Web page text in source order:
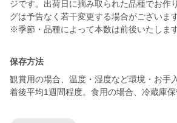
ジです。出荷日に摘み取られた品種でお作
グは予告なく若干変更する場合がございま
※季節・品種によって本数は前後いたしま
保存方法
観賞用の場合、温度・湿度など環境・お手
着後平均1週間程度。食用の場合、冷蔵庫保